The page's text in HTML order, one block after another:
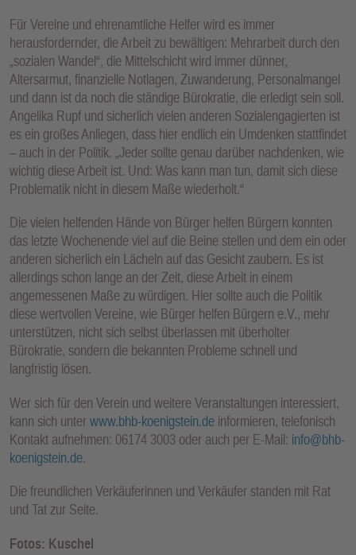
Für Vereine und ehrenamtliche Helfer wird es immer
herausfordernder, die Arbeit zu bewältigen: Mehrarbeit durch den
„sozialen Wandel“, die Mittelschicht wird immer dünner,
Altersarmut, finanzielle Notlagen, Zuwanderung, Personalmangel
und dann ist da noch die ständige Bürokratie, die erledigt sein soll.
Angelika Rupf und sicherlich vielen anderen Sozialengagierten ist
es ein großes Anliegen, dass hier endlich ein Umdenken stattfindet
– auch in der Politik. „Jeder sollte genau darüber nachdenken, wie
wichtig diese Arbeit ist. Und: Was kann man tun, damit sich diese
Problematik nicht in diesem Maße wiederholt.“
Die vielen helfenden Hände von Bürger helfen Bürgern konnten
das letzte Wochenende viel auf die Beine stellen und dem ein oder
anderen sicherlich ein Lächeln auf das Gesicht zaubern. Es ist
allerdings schon lange an der Zeit, diese Arbeit in einem
angemessenen Maße zu würdigen. Hier sollte auch die Politik
diese wertvollen Vereine, wie Bürger helfen Bürgern e.V., mehr
unterstützen, nicht sich selbst überlassen mit überholter
Bürokratie, sondern die bekannten Probleme schnell und
langfristig lösen.
Wer sich für den Verein und weitere Veranstaltungen interessiert,
kann sich unterwww.bhb-koenigstein.de informieren, telefonisch
Kontakt aufnehmen: 06174 3003 oder auch per E-Mail: info@bhb-
koenigstein.de.
Die freundlichen Verkäuferinnen und Verkäufer standen mit Rat
und Tat zur Seite.
Fotos: Kuschel